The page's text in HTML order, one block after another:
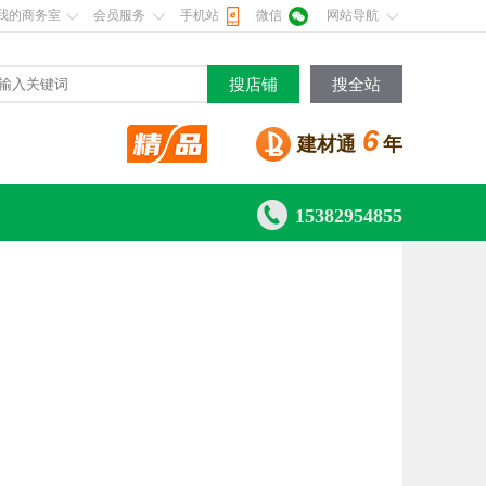
的商务室 会员服务 手机站 微信 网站导航
搜店铺 搜全站
建材通 6 年
 15382954855